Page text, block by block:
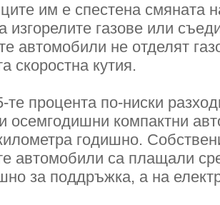
им е спестена смяната
изгорелите газове или
автомобили не отделят
скоростна кутия.
те процента по-ниски
осемгодишни компактни
годишно.
автомобили са плащали
за поддръжка, а на